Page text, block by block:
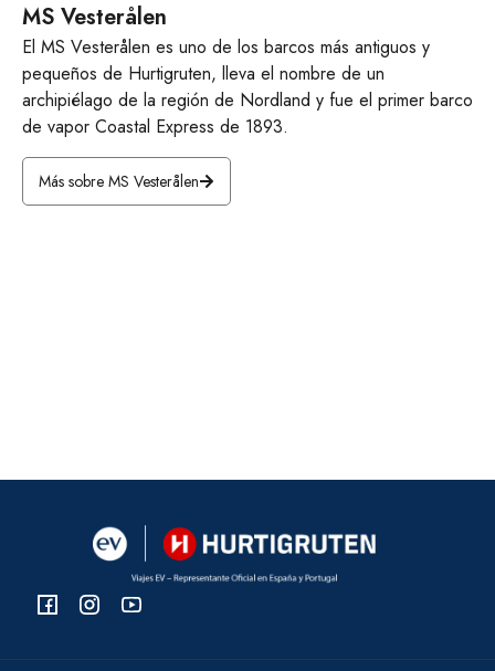
MS Vesterålen
El MS Vesterålen es uno de los barcos más antiguos y
pequeños de Hurtigruten, lleva el nombre de un
archipiélago de la región de Nordland y fue el primer barco
de vapor Coastal Express de 1893.
Más sobre MS Vesterålen